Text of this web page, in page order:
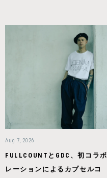
Aug 7, 2026
FULLCOUNTとGDC、初コラボ
レーションによるカプセルコ